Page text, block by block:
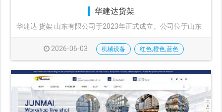
华建达货架
华建达 货架 山东有限公司于2023年正式成立。公司位于山东···
2026-06-03 机械设备 红色,橙色,蓝色